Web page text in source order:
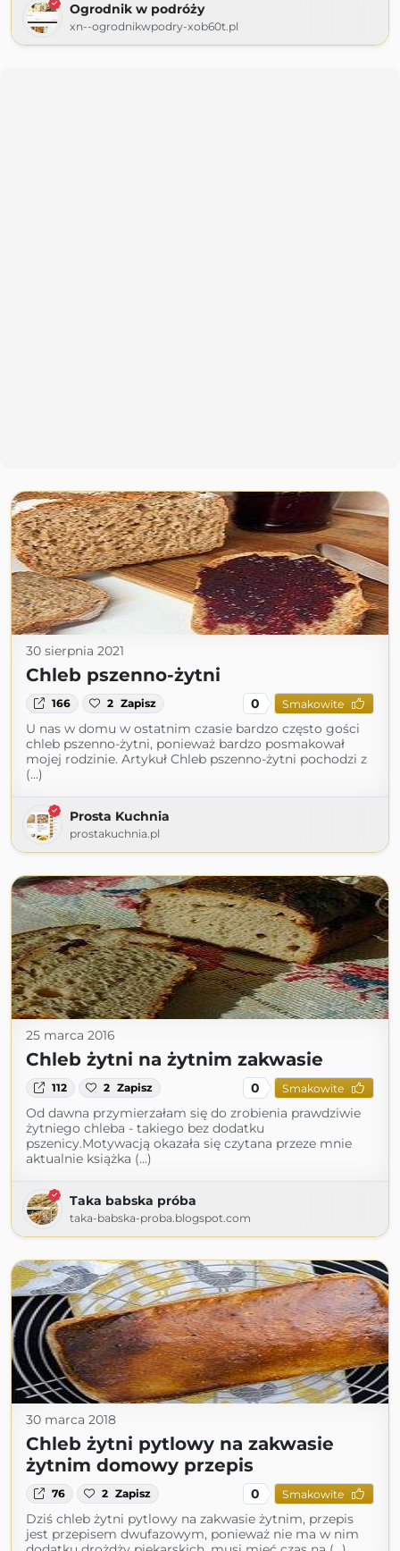
Ogrodnik w podróży
xn--ogrodnikwpodry-xob60t.pl
30 sierpnia 2021
Chleb pszenno-żytni
166 2 Zapisz 0 Smakowite
U nas w domu w ostatnim czasie bardzo często gości
chleb pszenno-żytni, ponieważ bardzo posmakował
mojej rodzinie. Artykuł Chleb pszenno-żytni pochodzi z
(...)
Prosta Kuchnia
prostakuchnia.pl
25 marca 2016
Chleb żytni na żytnim zakwasie
112 2 Zapisz 0 Smakowite
Od dawna przymierzałam się do zrobienia prawdziwie
żytniego chleba - takiego bez dodatku
pszenicy.Motywacją okazała się czytana przeze mnie
aktualnie książka (...)
Taka babska próba
taka-babska-proba.blogspot.com
30 marca 2018
Chleb żytni pytlowy na zakwasie
żytnim domowy przepis
76 2 Zapisz 0 Smakowite
Dziś chleb żytni pytlowy na zakwasie żytnim, przepis
jest przepisem dwufazowym, ponieważ nie ma w nim